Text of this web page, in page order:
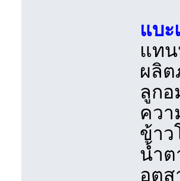
แบ
แท
ผลิ
ลูกอ
ควา
ข้าว
น้ำต
อุตส